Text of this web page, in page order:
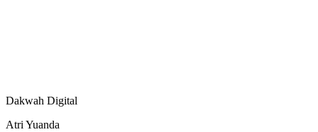
Dakwah Digital
Atri Yuanda